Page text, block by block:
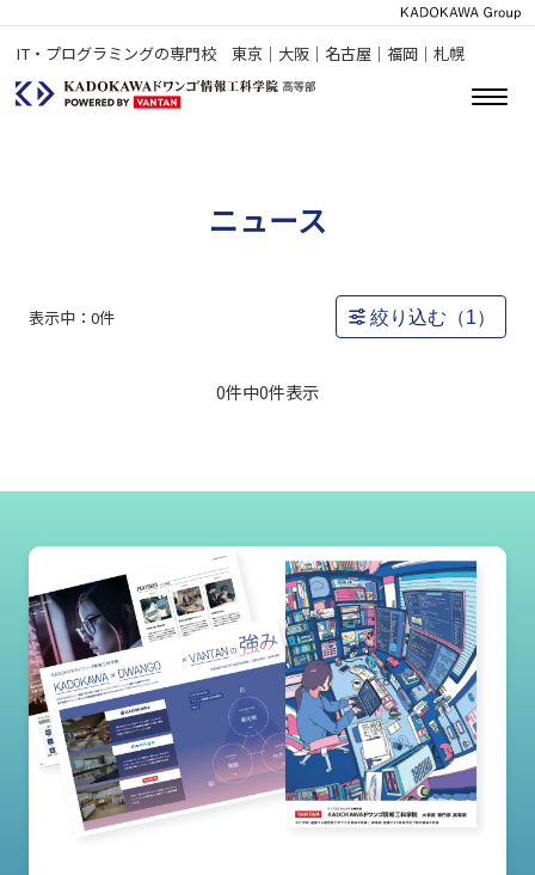
IT・プログラミングの専門校 東京｜大阪｜名古屋｜福岡｜札幌
ニュース
表示中： 0件 絞り込む（1）
0件中0件表示